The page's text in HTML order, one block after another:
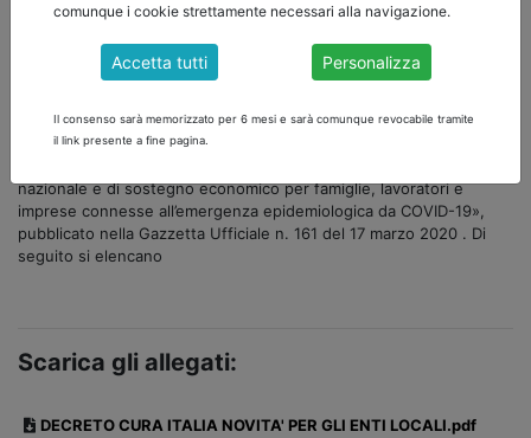
LE NOVITA' PER GLI ENTI LOCALI NEL DECRETO
"CURA ITALIA"
Scarica il documento che evidenzia le novità più rilevanti per gli
enti locali contenute nel Decreto Legge 17 marzo 2020, n. 18,
nazionale e di sostegno economico per famiglie, lavoratori e
imprese connesse all’emergenza epidemiologica da COVID-19»,
pubblicato nella Gazzetta Ufficiale n. 161 del 17 marzo 2020 . Di
seguito si elencano
Scarica gli allegati:
DECRETO CURA ITALIA NOVITA' PER GLI ENTI LOCALI.pdf
comunque i cookie strettamente necessari alla navigazione.
Accetta tutti Personalizza
Il consenso sarà memorizzato per 6 mesi e sarà comunque revocabile tramite
il link presente a fine pagina.